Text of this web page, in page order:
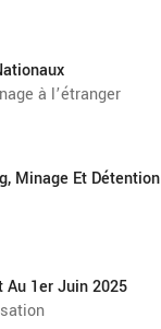
à l’étranger
Minage Et Détention
Au 1er Juin 2025